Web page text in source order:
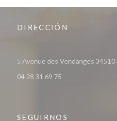
DIRECCIÓN
5 Avenue des Vendanges 34510
04 28 31 69 75
SEGUIRNOS